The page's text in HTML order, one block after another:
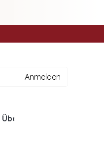
Anmelden
Über uns